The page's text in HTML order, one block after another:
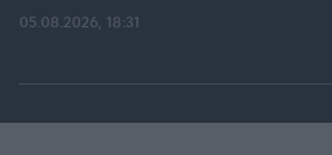
05.08.2026, 18:31